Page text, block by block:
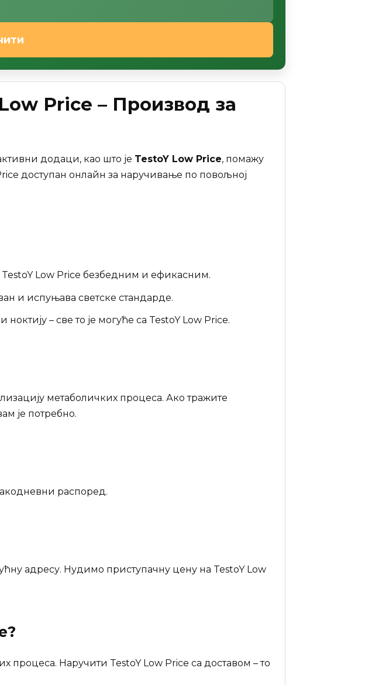
Price – Производ за
додаци, као што је TestoY Low Price, помажу
доступан онлайн за наручивање по повољној
Low Price безбедним и ефикасним.
и испуњава светске стандарде.
– све то је могуће са TestoY Low Price.
метаболичких процеса. Ако тражите
је потребно.
распоред.
адресу. Нудимо приступачну цену на TestoY Low
?
Наручити TestoY Low Price са доставом – то